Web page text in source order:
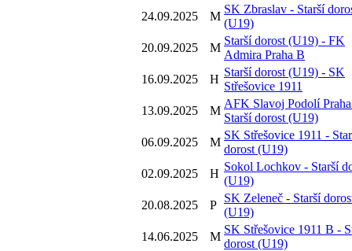
24.09.2025
M
SK Zbraslav - Starší
(U19)
20.09.2025
M
Starší dorost (U19) - FK
Admira Praha B
16.09.2025
H
Starší dorost (U19) - SK
Střešovice 1911
13.09.2025
M
AFK Slavoj Podolí
Starší dorost (U19)
06.09.2025
M
SK Střešovice 1911 -
dorost (U19)
02.09.2025
H
Sokol Lochkov - Starší
(U19)
20.08.2025
P
SK Zeleneč - Starší
(U19)
14.06.2025
M
SK Střešovice 1911 B -
dorost (U19)